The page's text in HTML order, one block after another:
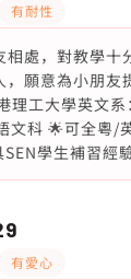
有耐性
處，對教學十
，願意為小朋友
理工大學英文
文科 🌟可全粵/
學生補習經
有愛心